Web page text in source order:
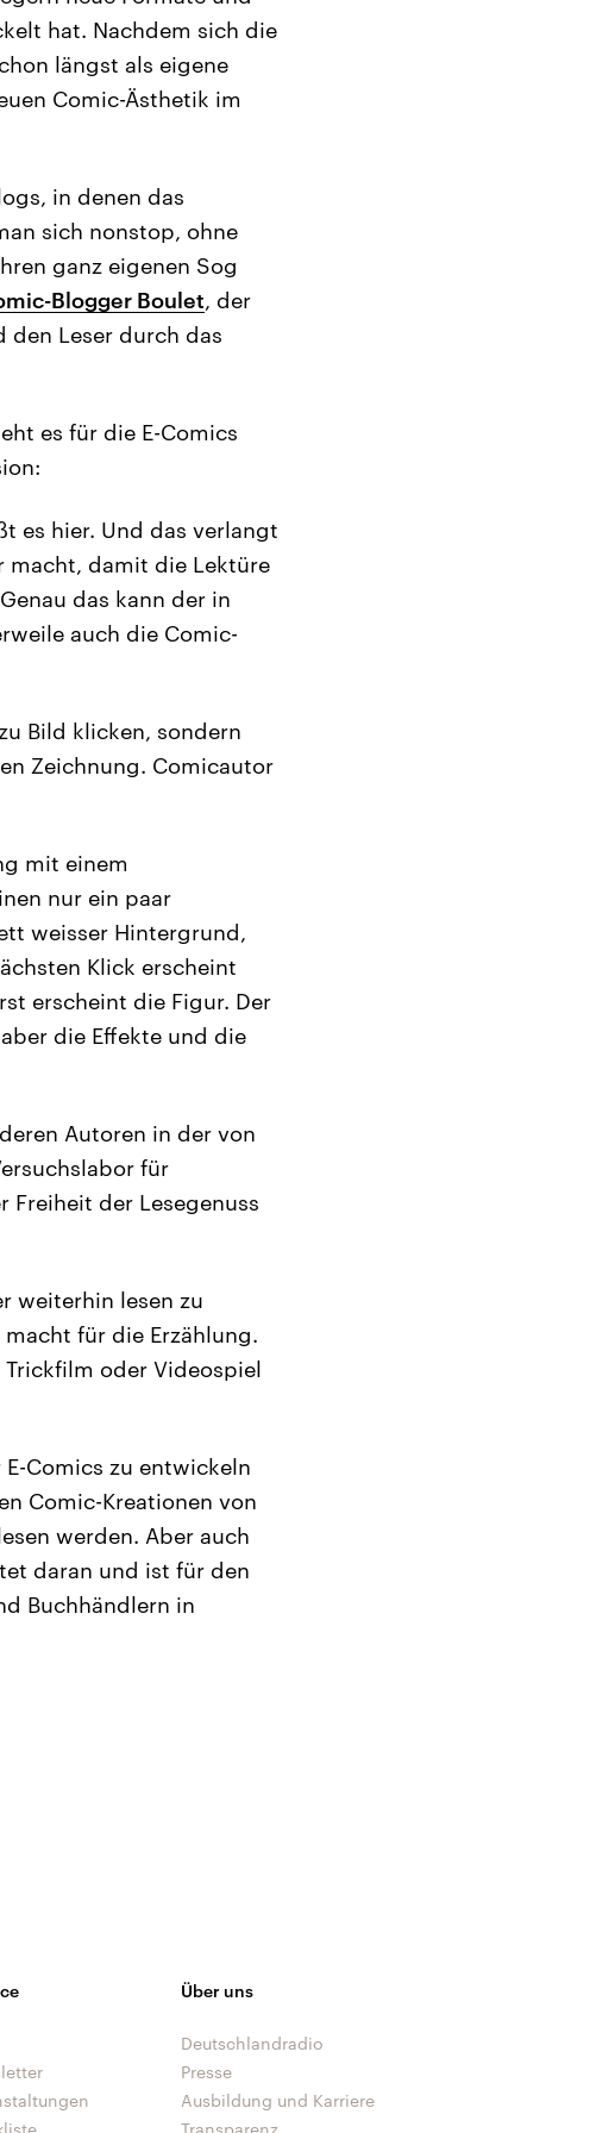
hat. Nachdem sich die
längst als eigene
Comic-Ästhetik im
in denen das
sich nonstop, ohne
ganz eigenen Sog
Blogger Boulet, der
Leser durch das
es für die E-Comics
es hier. Und das verlangt
macht, damit die Lektüre
das kann der in
auch die Comic-
Bild klicken, sondern
Zeichnung. Comicautor
mit einem
nur ein paar
weisser Hintergrund,
Klick erscheint
erscheint die Figur. Der
die Effekte und die
Autoren in der von
für
Freiheit der Lesegenuss
weiterhin lesen zu
für die Erzählung.
oder Videospiel
Comics zu entwickeln
Comic-Kreationen von
werden. Aber auch
daran und ist für den
Buchhändlern in
Über uns
Deutschlandradio
Presse
Ausbildung und Karriere
Transparenz